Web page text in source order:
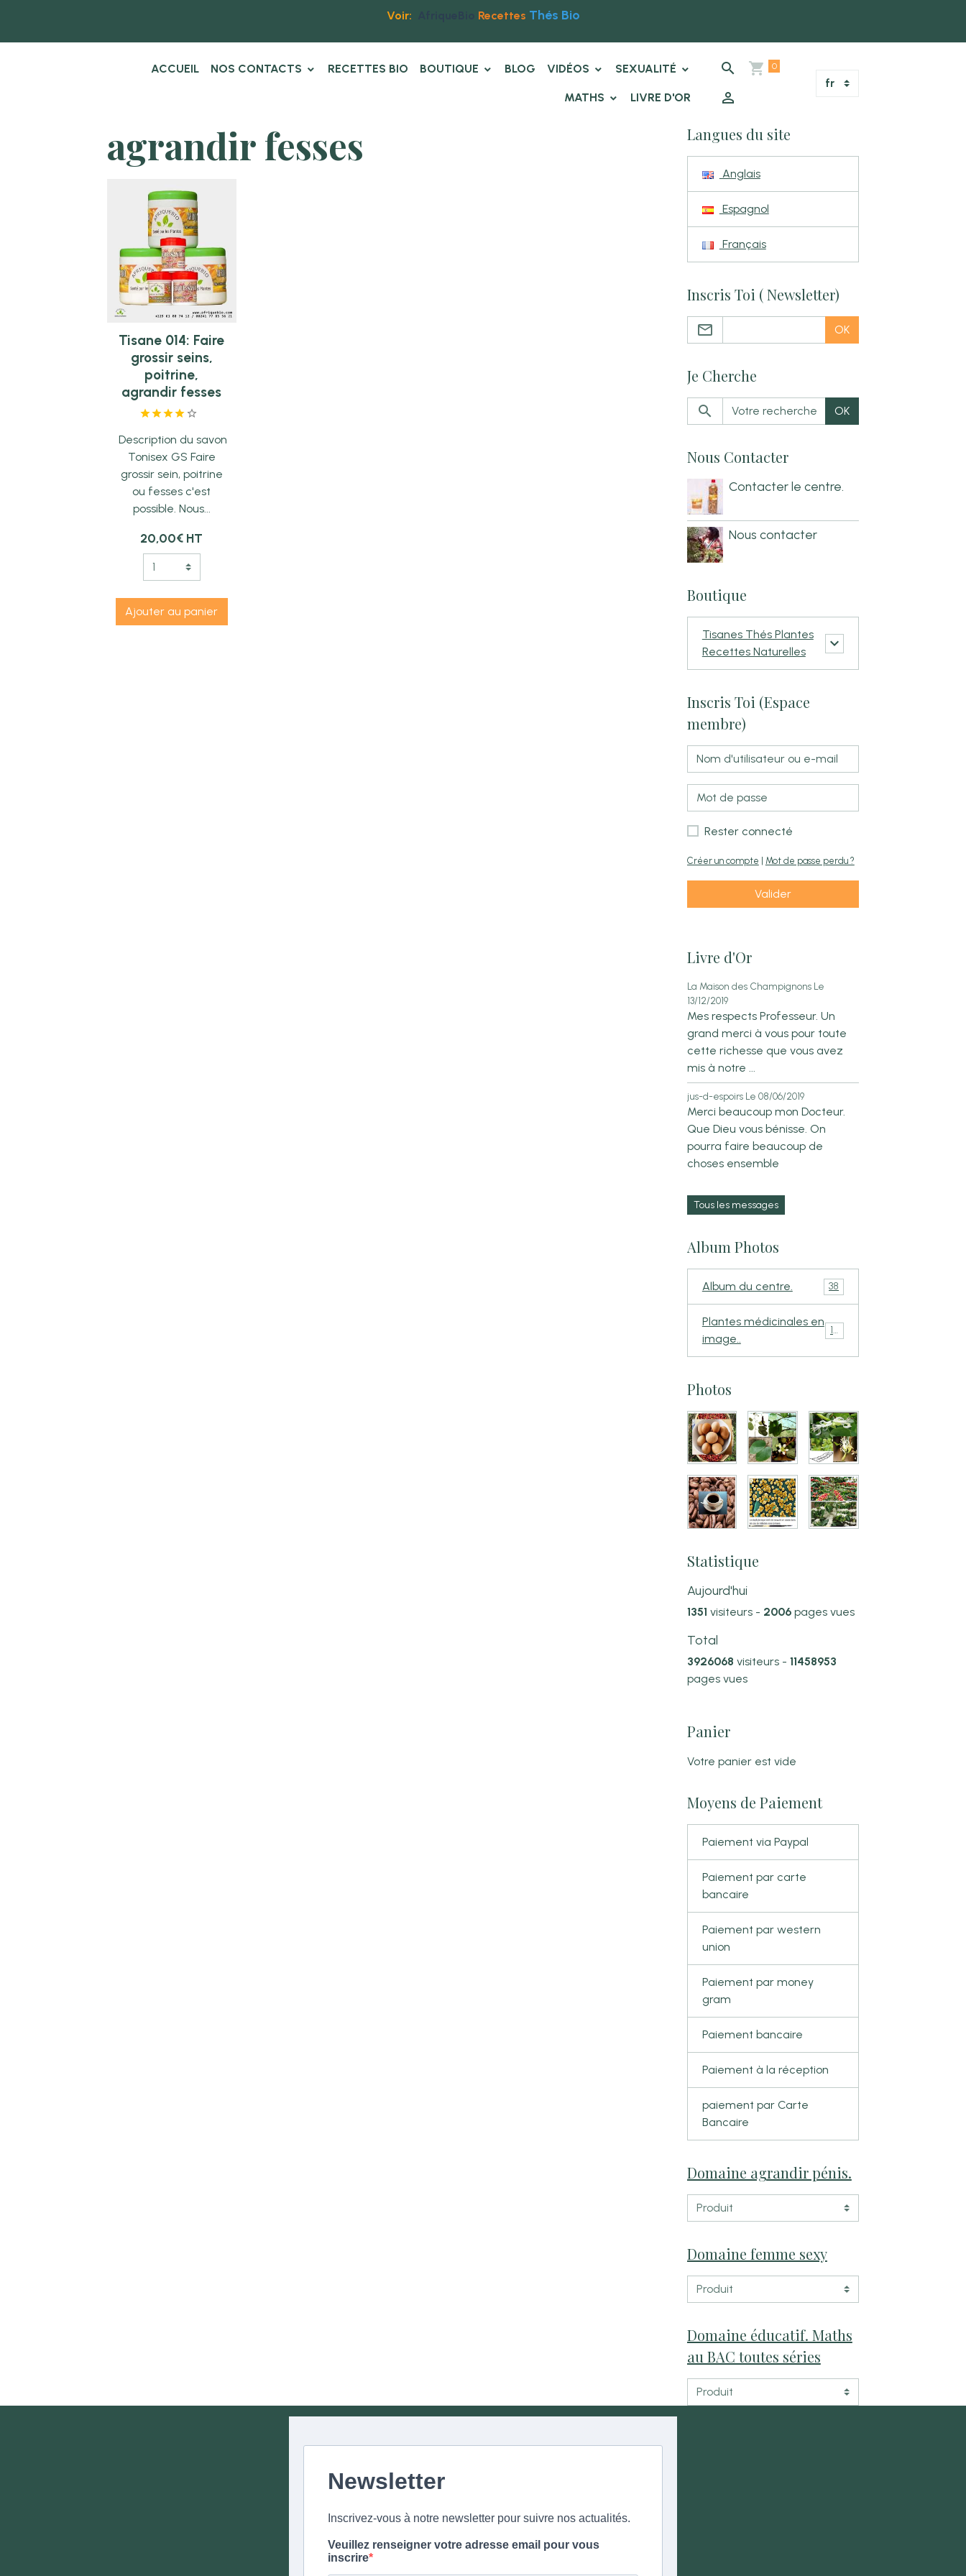
Voir: Recettes Thés Bio
ACCUEIL NOS CONTACTS RECETTES BIO BOUTIQUE BLOG VIDÉOS SEXUALITÉ
MATHS LIVRE D'OR
0
agrandir fesses
Tisane 014: Faire
grossir seins,
poitrine,
agrandir fesses
Description du savon
Tonisex GS Faire
grossir sein, poitrine
ou fesses c'est
possible. Nous...
20,00€ HT
Ajouter au panier
Langues du site
Anglais
Espagnol
Français
Inscris Toi ( Newsletter)
OK
Je Cherche
OK
Nous Contacter
Contacter le centre.
Nous contacter
Boutique
Tisanes Thés Plantes
Recettes Naturelles
Inscris Toi (Espace
membre)
Rester connecté
Créer un compte Mot de passe perdu ?
Valider
Livre d'Or
La Maison des Champignons Le
13/12/2019
Mes respects Professeur. Un
grand merci à vous pour toute
cette richesse que vous avez
mis à notre ...
jus-d-espoirs Le 08/06/2019
Merci beaucoup mon Docteur.
Que Dieu vous bénisse. On
pourra faire beaucoup de
choses ensemble
Tous les messages
Album Photos
Album du centre. 38
Plantes médicinales en
image..
110
Photos
Statistique
Aujourd'hui
1351 visiteurs - 2006pages vues
Total
3926068 visiteurs - 11458953
pages vues
Panier
Votre panier est vide
Moyens de Paiement
Paiement via Paypal
Paiement par carte
bancaire
Paiement par western
union
Paiement par money
gram
Paiement bancaire
Paiement à la réception
paiement par Carte
Bancaire
Domaine agrandir pénis.
Domaine femme sexy
Domaine éducatif. Maths
au BAC toutes séries